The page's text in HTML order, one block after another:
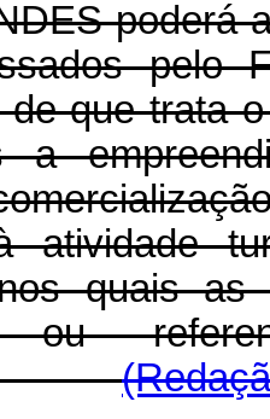
poderá
pelo
que trata
a
atividade
quais as
ou